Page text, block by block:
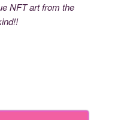
NFT art from the